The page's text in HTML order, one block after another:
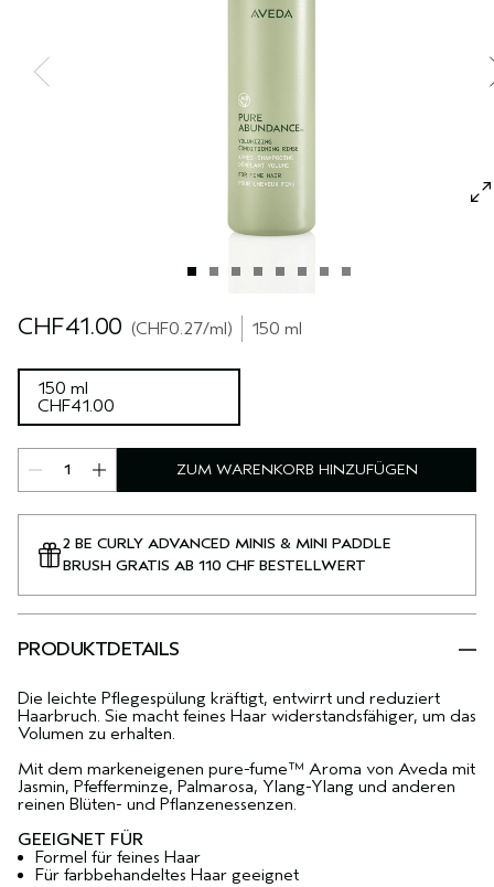
EMPFINDLICHE KOPFHAUT
ALLE KOLLEKTIONEN
CHF41.00 CHF0.27/ml 150 ml
150 ml
CHF41.00
ZUM WARENKORB HINZUFÜGEN
2 BE CURLY ADVANCED MINIS & MINI PADDLE
BRUSH GRATIS AB 110 CHF BESTELLWERT
PRODUKTDETAILS
Die leichte Pflegespülung kräftigt, entwirrt und reduziert
Haarbruch. Sie macht feines Haar widerstandsfähiger, um das
Volumen zu erhalten.
Mit dem markeneigenen pure-fume™ Aroma von Aveda mit
Jasmin, Pfefferminze, Palmarosa, Ylang-Ylang und anderen
reinen Blüten- und Pflanzenessenzen.
GEEIGNET FÜR
Formel für feines Haar
Für farbbehandeltes Haar geeignet